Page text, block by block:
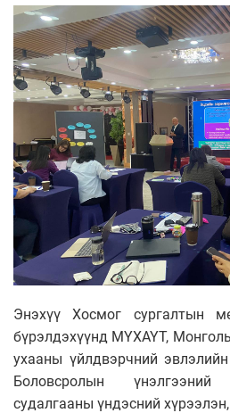
Энэхүү Хосмог сургалтын
бүрэлдэхүүнд МҮХАҮТ,
ухааны үйлдвэрчний
Боловсролын
судалгааны үндэсний